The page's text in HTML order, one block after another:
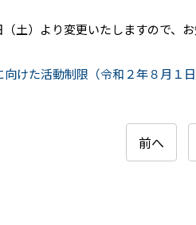
土）より変更いたしますので、お
けた活動制限（令和２年８月１
前へ